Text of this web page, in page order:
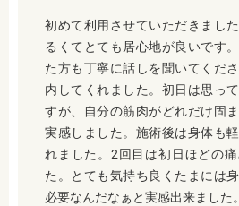
初めて利用させていただきまし
るくてとても居心地が良いです
た方も丁寧に話しを聞いてくだ
内してくれました。初日は思っ
すが、自分の筋肉がどれだけ固
実感しました。施術後は身体も
れました。2回目は初日ほどの
た。とても気持ち良くたまには
必要なんだなぁと実感出来ました。